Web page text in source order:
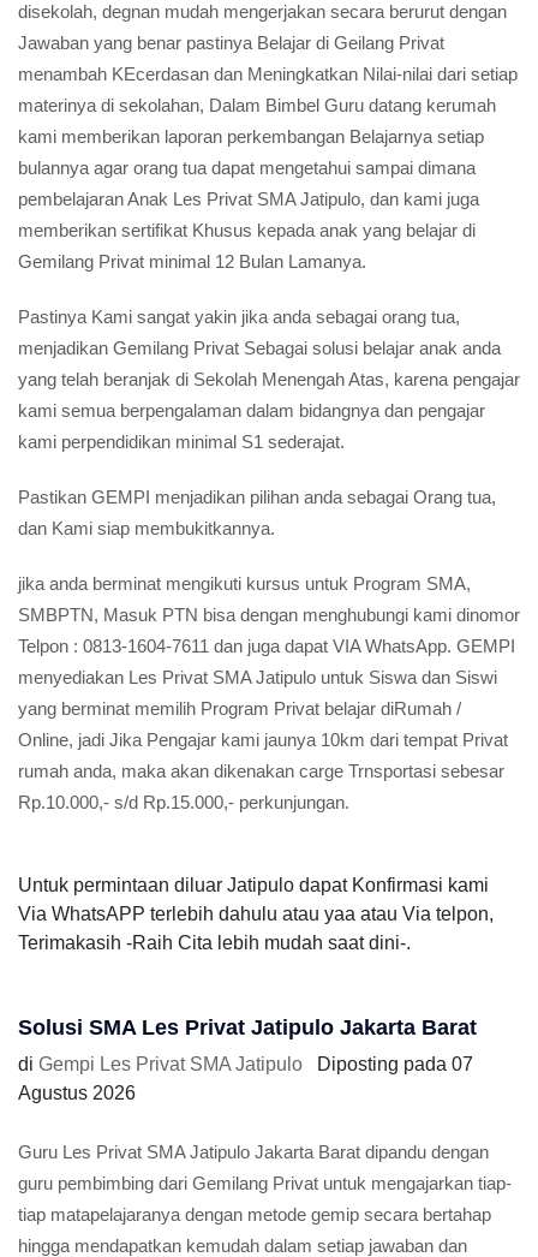
disekolah, degnan mudah mengerjakan secara berurut dengan
Jawaban yang benar pastinya Belajar di Geilang Privat
menambah KEcerdasan dan Meningkatkan Nilai-nilai dari setiap
materinya di sekolahan, Dalam Bimbel Guru datang kerumah
kami memberikan laporan perkembangan Belajarnya setiap
bulannya agar orang tua dapat mengetahui sampai dimana
pembelajaran Anak Les Privat SMA Jatipulo, dan kami juga
memberikan sertifikat Khusus kepada anak yang belajar di
Gemilang Privat minimal 12 Bulan Lamanya.
Pastinya Kami sangat yakin jika anda sebagai orang tua,
menjadikan Gemilang Privat Sebagai solusi belajar anak anda
yang telah beranjak di Sekolah Menengah Atas, karena pengajar
kami semua berpengalaman dalam bidangnya dan pengajar
kami perpendidikan minimal S1 sederajat.
Pastikan GEMPI menjadikan pilihan anda sebagai Orang tua,
dan Kami siap membukitkannya.
jika anda berminat mengikuti kursus untuk Program SMA,
SMBPTN, Masuk PTN bisa dengan menghubungi kami dinomor
Telpon : 0813-1604-7611 dan juga dapat VIA WhatsApp. GEMPI
menyediakan Les Privat SMA Jatipulo untuk Siswa dan Siswi
yang berminat memilih Program Privat belajar diRumah /
Online, jadi Jika Pengajar kami jaunya 10km dari tempat Privat
rumah anda, maka akan dikenakan carge Trnsportasi sebesar
Rp.10.000,- s/d Rp.15.000,- perkunjungan.
Untuk permintaan diluar Jatipulo dapat Konfirmasi kami
Via WhatsAPP terlebih dahulu atau yaa atau Via telpon,
Terimakasih -Raih Cita lebih mudah saat dini-.
Solusi SMA Les Privat Jatipulo Jakarta Barat
di Gempi Les Privat SMA Jatipulo Diposting pada 07
Agustus 2026
Guru Les Privat SMA Jatipulo Jakarta Barat dipandu dengan
guru pembimbing dari Gemilang Privat untuk mengajarkan tiap-
tiap matapelajaranya dengan metode gemip secara bertahap
hingga mendapatkan kemudah dalam setiap jawaban dan